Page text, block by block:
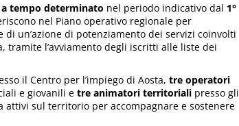
a tempo determinato nel periodo indicativo dal 1°
nel Piano operativo regionale per
un’azione di potenziamento dei servizi coinvolti
tramite l’avviamento degli iscritti alle liste dei
il Centro per l’impiego di Aosta, tre operatori
e giovanili e tre animatori territoriali presso gli
attivi sul territorio per accompagnare e sostenere